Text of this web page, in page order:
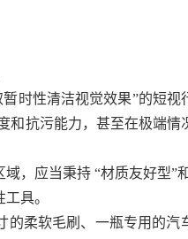
时性清洁视觉效果”的短视
和抗污能力，甚至在极端情
，应当秉持 “材质友好型”
具。
柔软毛刷、一瓶专用的汽